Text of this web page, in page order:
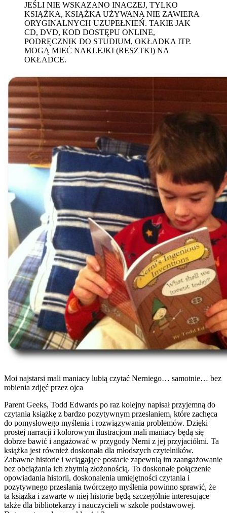
JEŚLI NIE WSKAZANO INACZEJ, TYLKO
KSIĄŻKA, KSIĄŻKA UŻYWANA NIE ZAWIERA
ORYGINALNYCH UZUPEŁNIEŃ. TAKIE JAK
CD, DVD, KOD DOSTĘPU ONLINE,
PODRĘCZNIK DO STUDIUM, OKŁADKA ITP.
MOGĄ MIEĆ NAKLEJKI (RESZTKI) NA
OKŁADCE.
Moi najstarsi mali maniacy lubią czytać Nerniego… samotnie… bez
robienia zdjęć przez ojca
Parent Geeks, Todd Edwards po raz kolejny napisał przyjemną do
czytania książkę z bardzo pozytywnym przesłaniem, które zachęca
do pomysłowego myślenia i rozwiązywania problemów. Dzięki
prostej narracji i kolorowym ilustracjom mali maniacy będą się
dobrze bawić i angażować w przygody Nerni z jej przyjaciółmi. Ta
książka jest również doskonała dla młodszych czytelników.
Zabawne historie i wciągające postacie zapewnią im zaangażowanie
bez obciążania ich zbytnią złożonością. To doskonałe połączenie
opowiadania historii, doskonalenia umiejętności czytania i
pozytywnego przesłania twórczego myślenia powinno sprawić, że
ta książka i zawarte w niej historie będą szczególnie interesujące
także dla bibliotekarzy i nauczycieli w szkole podstawowej.